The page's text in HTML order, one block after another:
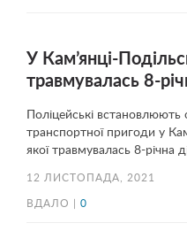
У Кам’янці-
травмувалась 8-
Поліцейські
транспортної пригоди у
якої травмувалась 8-річна
12 ЛИСТОПАДА, 2021
ВДАЛО | 0